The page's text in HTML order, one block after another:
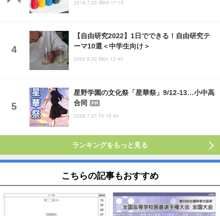
2018.7.25 Wed 17:15
【自由研究2022】1日でできる！自由研究テ
ーマ10選＜中学生向け＞
2022.8.22 Mon 12:45
星野学園の文化祭「星華祭」9/12-13…小中高
合同
PR
2026.7.31 Fri 16:45
ランキングをもっと見る
こちらの記事もおすすめ